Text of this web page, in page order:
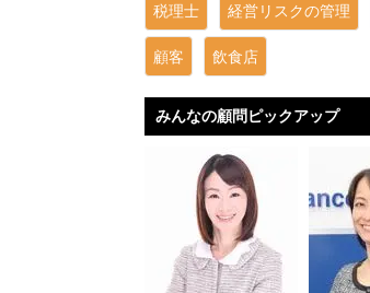
税理士 経営リスクの管理
顧客 飲食店
みんなの顧問ピックアップ